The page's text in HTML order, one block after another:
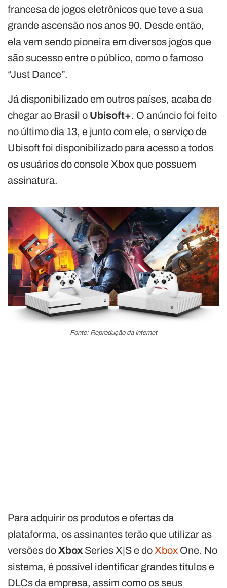
francesa de jogos eletrônicos que teve a sua
grande ascensão nos anos 90. Desde então,
ela vem sendo pioneira em diversos jogos que
são sucesso entre o público, como o famoso
“Just Dance”.
Já disponibilizado em outros países, acaba de
chegar ao Brasil o Ubisoft+. O anúncio foi feito
no último dia 13, e junto com ele, o serviço de
Ubisoft foi disponibilizado para acesso a todos
os usuários do console Xbox que possuem
assinatura.
Fonte: Reprodução da Internet
Para adquirir os produtos e ofertas da
plataforma, os assinantes terão que utilizar as
versões do Xbox Series X|S e do Xbox One. No
sistema, é possível identificar grandes títulos e
DLCs da empresa, assim como os seus